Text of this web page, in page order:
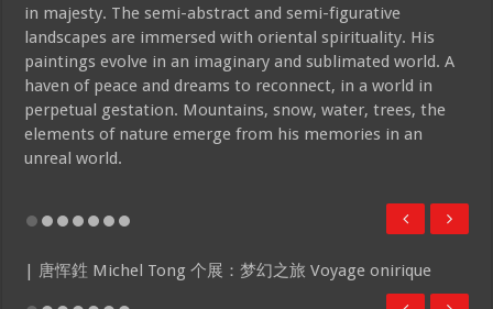
in majesty. The semi-abstract and semi-figurative
landscapes are immersed with oriental spirituality. His
paintings evolve in an imaginary and sublimated world. A
haven of peace and dreams to reconnect, in a world in
perpetual gestation. Mountains, snow, water, trees, the
elements of nature emerge from his memories in an
unreal world.
| 唐恽鉎 Michel Tong 个展：梦幻之旅 Voyage onirique